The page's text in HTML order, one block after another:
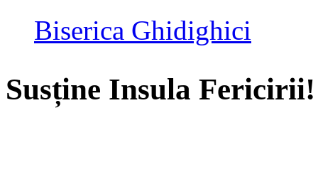
Biserica Ghidighici
Susține Insula Fericirii!